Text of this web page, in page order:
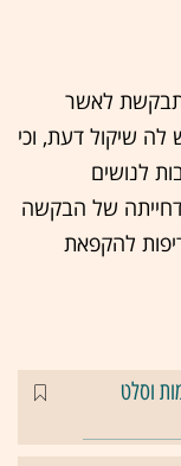
לאשר
שיקול דעת, וכי
לנושים
של הבקשה
להקפאת
וסלט